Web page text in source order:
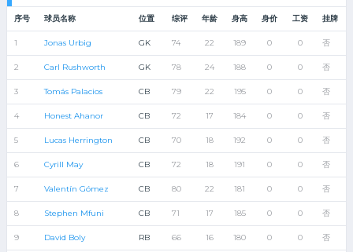
序号 球员名称 位置 综评 年龄 身高 身价 工资 挂牌
1 Jonas Urbig GK 74 22 189 0 0 否
2 Carl Rushworth GK 78 24 188 0 0 否
3 Tomás Palacios CB 79 22 195 0 0 否
4 Honest Ahanor CB 72 17 184 0 0 否
5 Lucas Herrington CB 70 18 192 0 0 否
6 Cyrill May CB 72 18 191 0 0 否
7 Valentín Gómez CB 80 22 181 0 0 否
8 Stephen Mfuni CB 71 17 185 0 0 否
9 David Boly RB 66 16 180 0 0 否